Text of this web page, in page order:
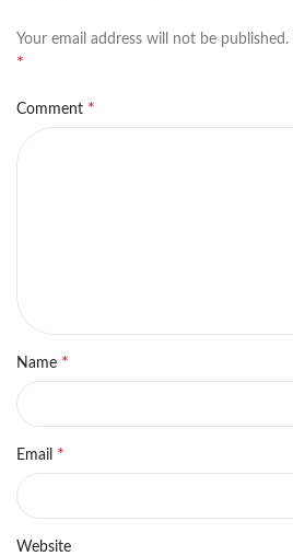
Your email address will not be published.
*
Comment *
Name *
Email *
Website